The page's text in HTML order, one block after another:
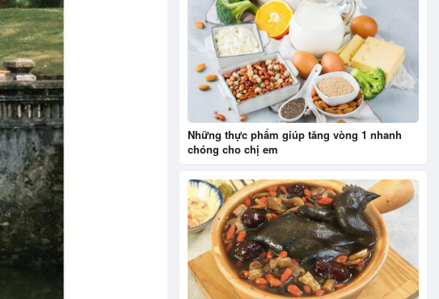
Những thực phẩm giúp tăng vòng 1 nhanh
chóng cho chị em